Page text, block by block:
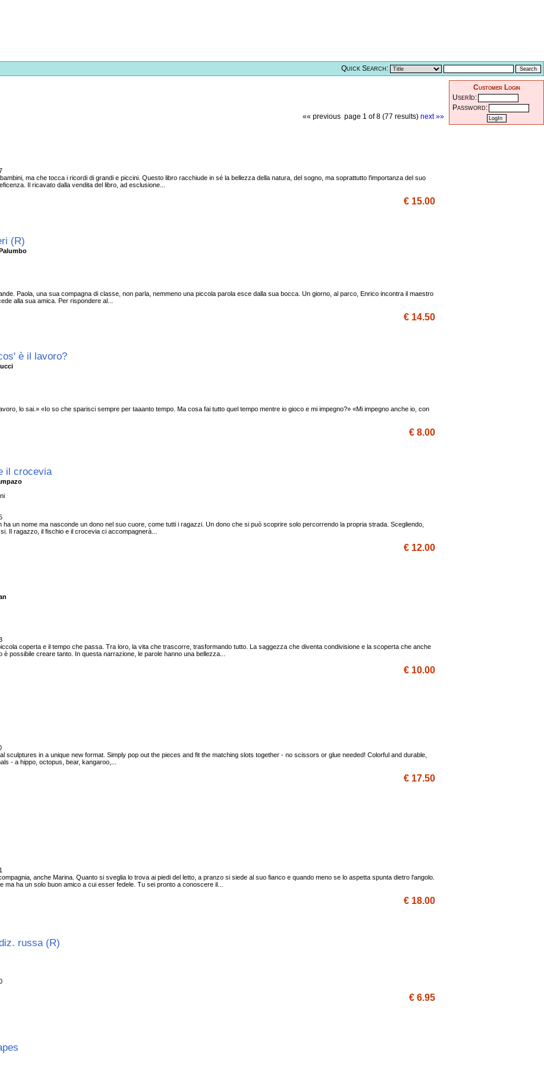
Quick Search:
«« previous page 1 of 8 (77 results) next »»
ma che tocca i ricordi di grandi e piccini. Questo libro racchiude in sé la bellezza della natura, del sogno, ma soprattutto l'importanza del suo
Il ricavato dalla vendita del libro, ad esclusione...
€ 15.00
(R)
Paola, una sua compagna di classe, non parla, nemmeno una piccola parola esce dalla sua bocca. Un giorno, al parco, Enrico incontra il maestro
alla sua amica. Per rispondere al...
€ 14.50
è il lavoro?
lo sai.» «Io so che sparisci sempre per taaanto tempo. Ma cosa fai tutto quel tempo mentre io gioco e mi impegno?» «Mi impegno anche io, con
€ 8.00
il crocevia
ha un nome ma nasconde un dono nel suo cuore, come tutti i ragazzi. Un dono che si può scoprire solo percorrendo la propria strada. Scegliendo,
Il ragazzo, il fischio e il crocevia ci accompagnerà...
€ 12.00
coperta e il tempo che passa. Tra loro, la vita che trascorre, trasformando tutto. La saggezza che diventa condivisione e la scoperta che anche
è possibile creare tanto. In questa narrazione, le parole hanno una bellezza...
€ 10.00
sculptures in a unique new format. Simply pop out the pieces and fit the matching slots together - no scissors or glue needed! Colorful and durable,
- a hippo, octopus, bear, kangaroo,...
€ 17.50
anche Marina. Quanto si sveglia lo trova ai piedi del letto, a pranzo si siede al suo fianco e quando meno se lo aspetta spunta dietro l'angolo.
ma ha un solo buon amico a cui esser fedele. Tu sei pronto a conoscere il...
€ 18.00
russa (R)
€ 6.95
Customer Login
UserId:
Password: